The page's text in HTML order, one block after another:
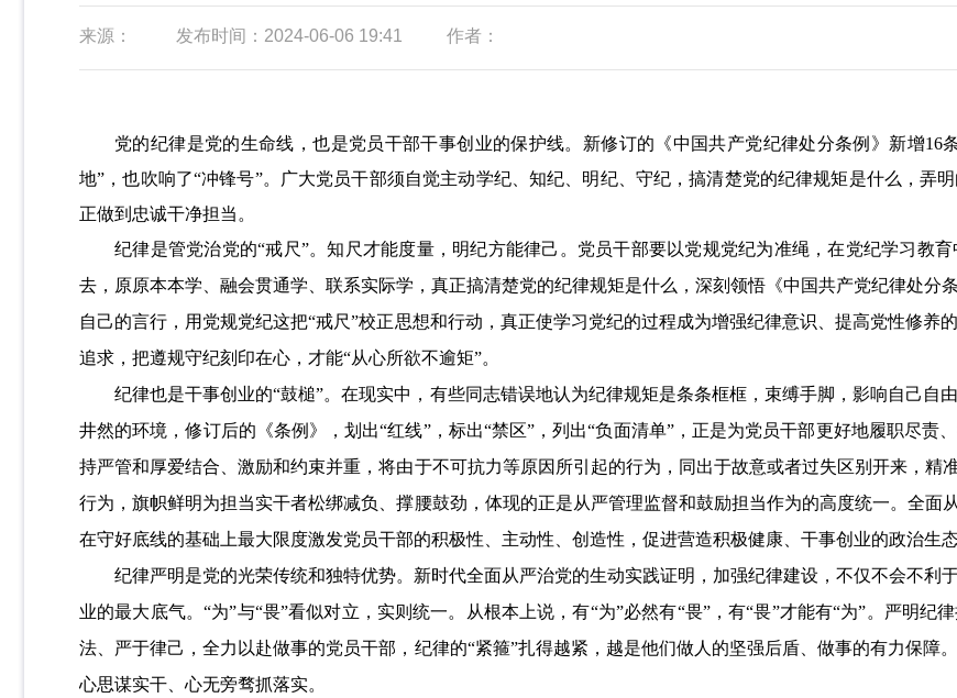
来源： 发布时间：2024-06-06 19:41 作者：
党的纪律是党的生命线，也是党员干部干事创业的保护线。新修订的《中国共产党纪律处分条例》新增16
地”，也吹响了“冲锋号”。广大党员干部须自觉主动学纪、知纪、明纪、守纪，搞清楚党的纪律规矩是什么，弄
正做到忠诚干净担当。
纪律是管党治党的“戒尺”。知尺才能度量，明纪方能律己。党员干部要以党规党纪为准绳，在党纪学习教
去，原原本本学、融会贯通学、联系实际学，真正搞清楚党的纪律规矩是什么，深刻领悟《中国共产党纪律处分
自己的言行，用党规党纪这把“戒尺”校正思想和行动，真正使学习党纪的过程成为增强纪律意识、提高党性修养
追求，把遵规守纪刻印在心，才能“从心所欲不逾矩”。
纪律也是干事创业的“鼓槌”。在现实中，有些同志错误地认为纪律规矩是条条框框，束缚手脚，影响自己自
井然的环境，修订后的《条例》，划出“红线”，标出“禁区”，列出“负面清单”，正是为党员干部更好地履职尽责
持严管和厚爱结合、激励和约束并重，将由于不可抗力等原因所引起的行为，同出于故意或者过失区别开来，精
行为，旗帜鲜明为担当实干者松绑减负、撑腰鼓劲，体现的正是从严管理监督和鼓励担当作为的高度统一。全面
在守好底线的基础上最大限度激发党员干部的积极性、主动性、创造性，促进营造积极健康、干事创业的政治生态
纪律严明是党的光荣传统和独特优势。新时代全面从严治党的生动实践证明，加强纪律建设，不仅不会不利
业的最大底气。“为”与“畏”看似对立，实则统一。从根本上说，有“为”必然有“畏”，有“畏”才能有“为”。严明
法、严于律己，全力以赴做事的党员干部，纪律的“紧箍”扎得越紧，越是他们做人的坚强后盾、做事的有力保障
心思谋实干、心无旁骛抓落实。